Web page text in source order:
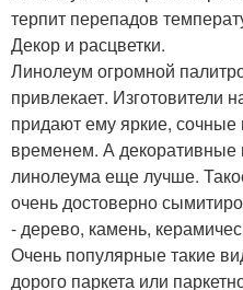
терпит перепадов
Декор и расцветки.
Линолеум огромной
привлекает. Изготовители
придают ему яркие,
временем. А
линолеума еще лучше.
очень достоверно
- дерево, камень,
Очень популярные такие
дорого паркета или